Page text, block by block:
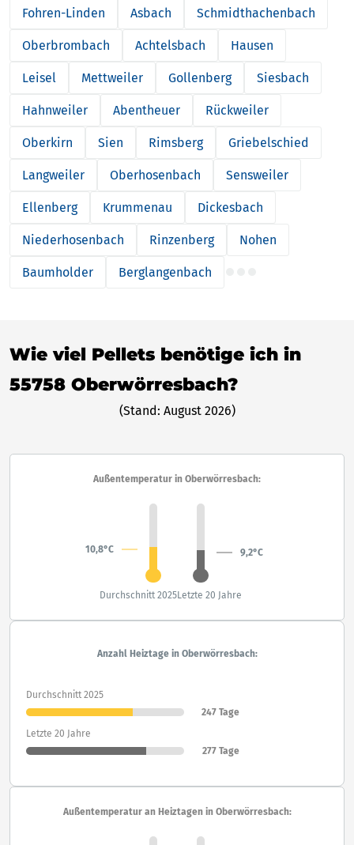
Fohren-Linden Asbach Schmidthachenbach
Oberbrombach Achtelsbach Hausen
Leisel Mettweiler Gollenberg Siesbach
Hahnweiler Abentheuer Rückweiler
Oberkirn Sien Rimsberg Griebelschied
Langweiler Oberhosenbach Sensweiler
Ellenberg Krummenau Dickesbach
Niederhosenbach Rinzenberg Nohen
Baumholder Berglangenbach
Wie viel Pellets benötige ich in
55758 Oberwörresbach?
(Stand: August 2026)
Außentemperatur in Oberwörresbach:
10,8°C 9,2°C
Durchschnitt 2025Letzte 20 Jahre
Anzahl Heiztage in Oberwörresbach:
Durchschnitt 2025
247 Tage
Letzte 20 Jahre
277 Tage
Außentemperatur an Heiztagen in Oberwörresbach: